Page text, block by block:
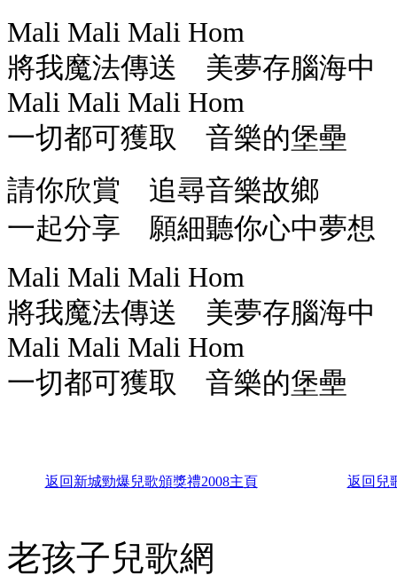
Mali Mali Mali Hom
將我魔法傳送 美夢存腦海中
Mali Mali Mali Hom
一切都可獲取 音樂的堡壘
請你欣賞 追尋音樂故鄉
一起分享 願細聽你心中夢想
Mali Mali Mali Hom
將我魔法傳送 美夢存腦海中
Mali Mali Mali Hom
一切都可獲取 音樂的堡壘
返回 新城勁爆兒歌頒獎禮2008主頁 返回兒
老孩子兒歌網